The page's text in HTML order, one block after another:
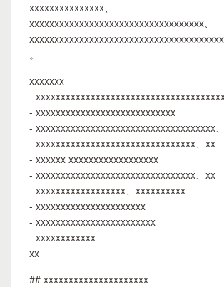
xxxxxxxxxxxxxxx、
xxxxxxxxxxxxxxxxxxxxxxxxxxxxxxxxxxx、
。
xxxxxxx
-
- xxxxxxxxxxxxxxxxxxxxxxxxxxxx
- xxxxxxxxxxxxxxxxxxxxxxxxxxxxxxxxxxxx
- xxxxxxxxxxxxxxxxxxxxxxxxxxxxxxxx、xx
- xxxxxx xxxxxxxxxxxxxxxxxx
- xxxxxxxxxxxxxxxxxxxxxxxxxxxxxxxx、xx
- xxxxxxxxxxxxxxxxxx、xxxxxxxxxx
- xxxxxxxxxxxxxxxxxxxxxx
- xxxxxxxxxxxxxxxxxxxxxxxx
- xxxxxxxxxxxx
xx
## xxxxxxxxxxxxxxxxxxxxx